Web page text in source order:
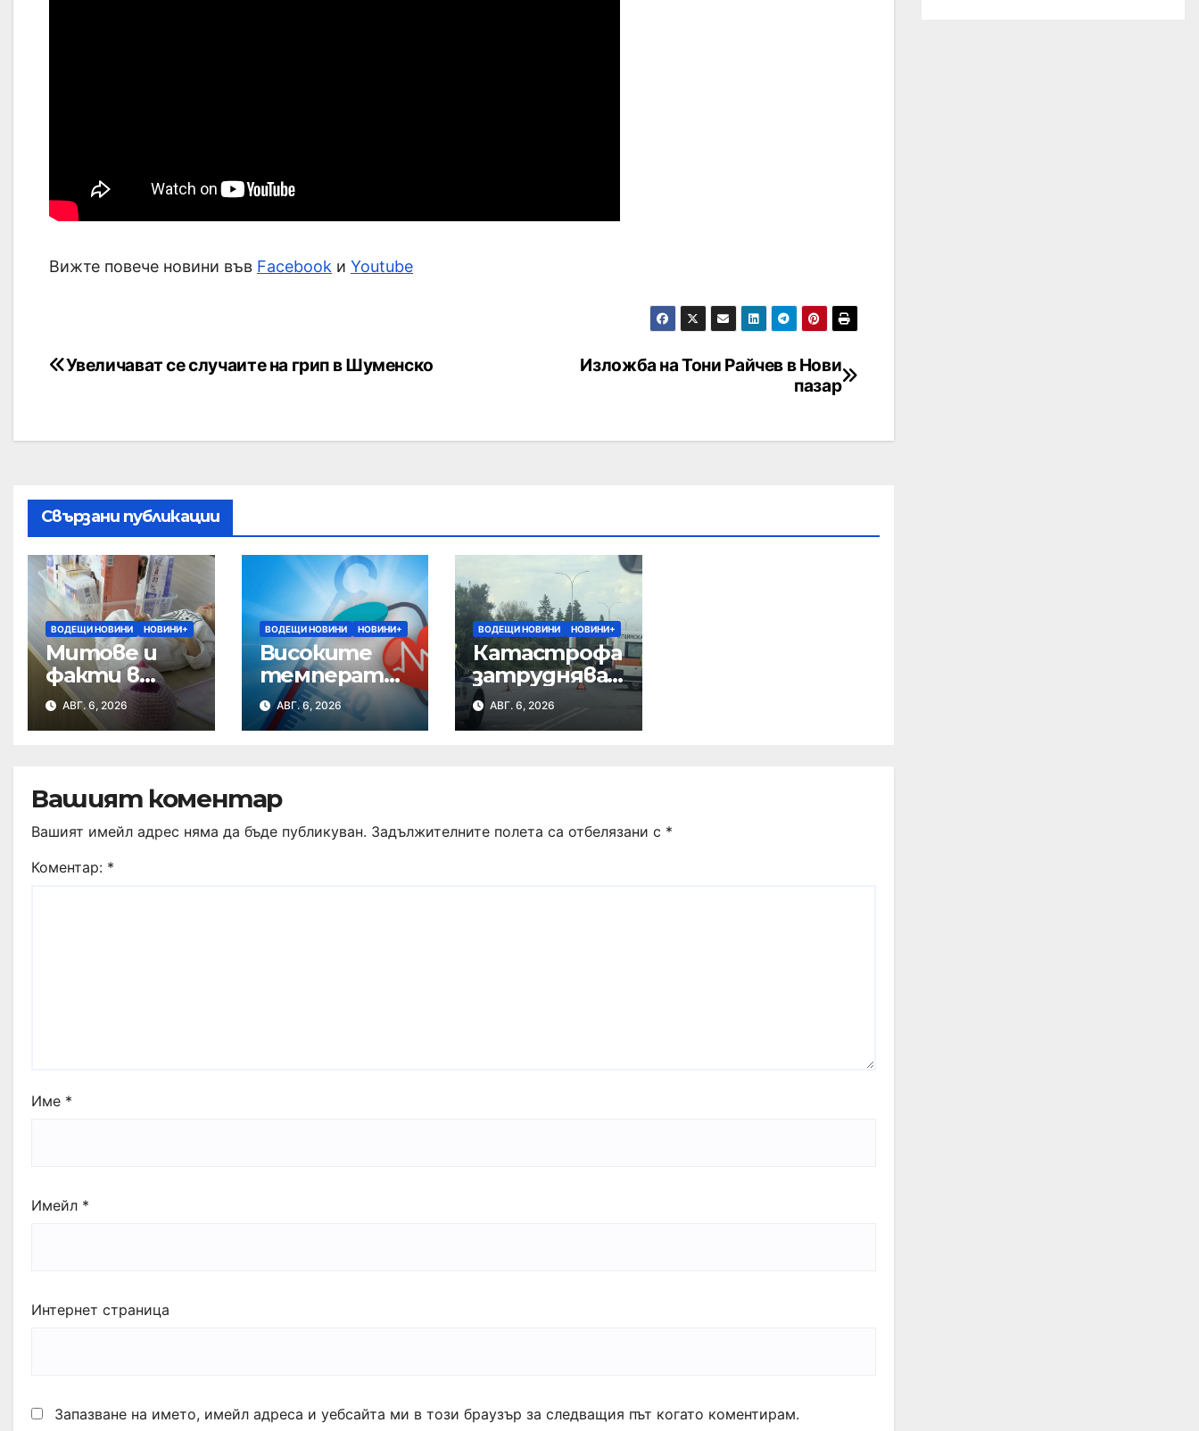
Вижте повече новини във Facebook и Youtube
Изложба на Тони Райчев в Нови
пазар
Увеличават се случаите на грип в Шуменско
Свързани публикации
ВОДЕЩИ НОВИНИ НОВИНИ+
Митове и
факти в
Седмицата
на
АВГ. 6, 2026
ВОДЕЩИ НОВИНИ НОВИНИ+
Високите
температур
и – опасни за
сърцето
АВГ. 6, 2026
ВОДЕЩИ НОВИНИ НОВИНИ+
Катастрофа
затруднява
движението
в района на
АВГ. 6, 2026
Вашият коментар
Вашият имейл адрес няма да бъде публикуван. Задължителните полета са отбелязани с *
Коментар: *
Име *
Имейл *
Интернет страница
Запазване на името, имейл адреса и уебсайта ми в този браузър за следващия път когато коментирам.